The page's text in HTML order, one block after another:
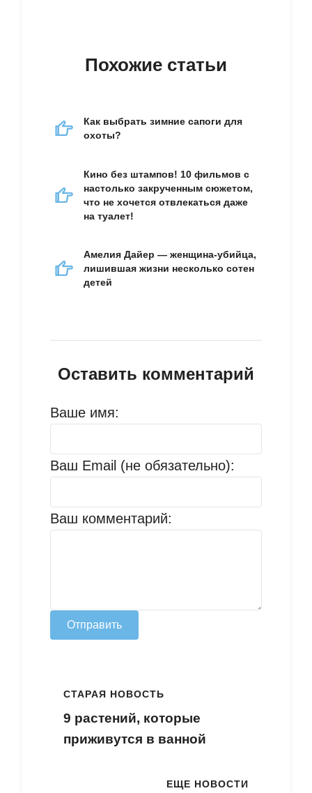
Похожие статьи
Как выбрать зимние сапоги для
охоты?
Кино без штампов! 10 фильмов с
настолько закрученным сюжетом,
что не хочется отвлекаться даже
на туалет!
Амелия Дайер — женщина-убийца,
лишившая жизни несколько сотен
детей
Оставить комментарий
Ваше имя:
Ваш Email (не обязательно):
Ваш комментарий:
Отправить
СТАРАЯ НОВОСТЬ
9 растений, которые
приживутся в ванной
ЕЩЕ НОВОСТИ